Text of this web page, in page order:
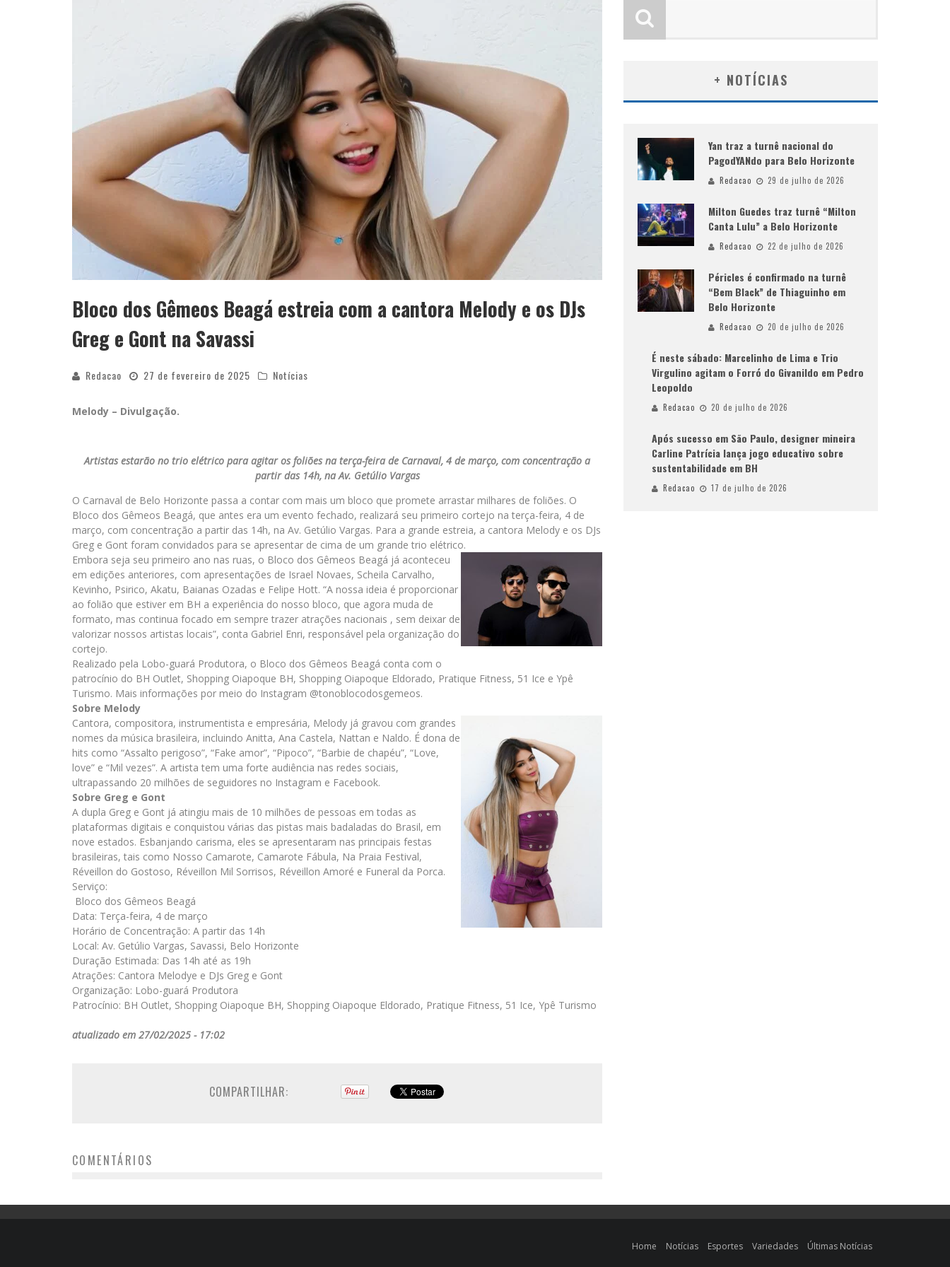
YAN TRAZ A TURNÊ NACIONAL DO PAGODYANDO PARA BELO HORIZONTE
Bloco dos Gêmeos Beagá estreia com a cantora Melody e os DJs
Greg e Gont na Savassi
Redacao 27 de fevereiro de 2025 Notícias
Melody – Divulgação.
Artistas estarão no trio elétrico para agitar os foliões na terça-feira de Carnaval, 4 de março, com concentração a
partir das 14h, na Av. Getúlio Vargas
O Carnaval de Belo Horizonte passa a contar com mais um bloco que promete arrastar milhares de foliões. O
Bloco dos Gêmeos Beagá, que antes era um evento fechado, realizará seu primeiro cortejo na terça-feira, 4 de
março, com concentração a partir das 14h, na Av. Getúlio Vargas. Para a grande estreia, a cantora Melody e os DJs
Greg e Gont foram convidados para se apresentar de cima de um grande trio elétrico.
Embora seja seu primeiro ano nas ruas, o Bloco dos Gêmeos Beagá já aconteceu
em edições anteriores, com apresentações de Israel Novaes, Scheila Carvalho,
Kevinho, Psirico, Akatu, Baianas Ozadas e Felipe Hott. “A nossa ideia é proporcionar
ao folião que estiver em BH a experiência do nosso bloco, que agora muda de
formato, mas continua focado em sempre trazer atrações nacionais , sem deixar de
valorizar nossos artistas locais”, conta Gabriel Enri, responsável pela organização do
cortejo.
Realizado pela Lobo-guará Produtora, o Bloco dos Gêmeos Beagá conta com o
patrocínio do BH Outlet, Shopping Oiapoque BH, Shopping Oiapoque Eldorado, Pratique Fitness, 51 Ice e Ypê
Turismo. Mais informações por meio do Instagram @tonoblocodosgemeos.
Sobre Melody
Cantora, compositora, instrumentista e empresária, Melody já gravou com grandes
nomes da música brasileira, incluindo Anitta, Ana Castela, Nattan e Naldo. É dona de
hits como “Assalto perigoso”, “Fake amor”, “Pipoco”, “Barbie de chapéu”, “Love,
love” e “Mil vezes”. A artista tem uma forte audiência nas redes sociais,
ultrapassando 20 milhões de seguidores no Instagram e Facebook.
Sobre Greg e Gont
A dupla Greg e Gont já atingiu mais de 10 milhões de pessoas em todas as
plataformas digitais e conquistou várias das pistas mais badaladas do Brasil, em
nove estados. Esbanjando carisma, eles se apresentaram nas principais festas
brasileiras, tais como Nosso Camarote, Camarote Fábula, Na Praia Festival,
Réveillon do Gostoso, Réveillon Mil Sorrisos, Réveillon Amoré e Funeral da Porca.
Serviço:
Bloco dos Gêmeos Beagá
Data: Terça-feira, 4 de março
Horário de Concentração: A partir das 14h
Local: Av. Getúlio Vargas, Savassi, Belo Horizonte
Duração Estimada: Das 14h até as 19h
Atrações: Cantora Melodye e DJs Greg e Gont
Organização: Lobo-guará Produtora
Patrocínio: BH Outlet, Shopping Oiapoque BH, Shopping Oiapoque Eldorado, Pratique Fitness, 51 Ice, Ypê Turismo
atualizado em 27/02/2025 - 17:02
COMPARTILHAR:
COMENTÁRIOS
+ NOTÍCIAS
Yan traz a turnê nacional do
PagodYANdo para Belo Horizonte
Redacao 29 de julho de 2026
Milton Guedes traz turnê “Milton
Canta Lulu” a Belo Horizonte
Redacao 22 de julho de 2026
Péricles é confirmado na turnê
“Bem Black” de Thiaguinho em
Belo Horizonte
Redacao 20 de julho de 2026
É neste sábado: Marcelinho de Lima e Trio
Virgulino agitam o Forró do Givanildo em Pedro
Leopoldo
Redacao 20 de julho de 2026
Após sucesso em São Paulo, designer mineira
Carline Patrícia lança jogo educativo sobre
sustentabilidade em BH
Redacao 17 de julho de 2026
Home Notícias Esportes Variedades Últimas Notícias